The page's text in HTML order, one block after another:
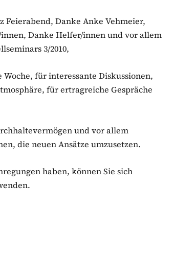
Feierabend, Danke Anke Vehmeier,
Danke Helfer/innen und vor allem
3/2010,
für interessante Diskussionen,
für ertragreiche Gespräche
und vor allem
die neuen Ansätze umzusetzen.
haben, können Sie sich